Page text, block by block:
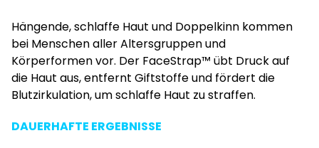
Hängende, schlaffe Haut und Doppelkinn kommen
bei Menschen aller Altersgruppen und
Körperformen vor. Der FaceStrap™ übt Druck auf
die Haut aus, entfernt Giftstoffe und fördert die
Blutzirkulation, um schlaffe Haut zu straffen.
DAUERHAFTE ERGEBNISSE